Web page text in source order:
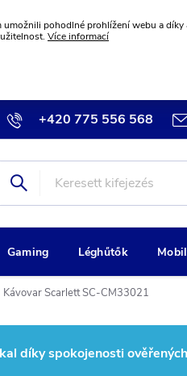
umožnili pohodlné prohlížení webu a
Více informací
+420 775 556 568
Gaming Léghűtők
Kávovar Scarlett SC-CM33021
díky spokojenosti